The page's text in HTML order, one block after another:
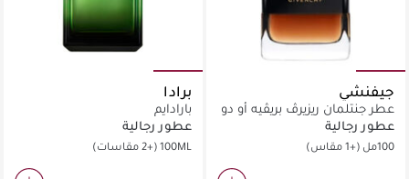
جيفنشي
عطر جنتلمان ريزيرڤ بريڤيه أو دو
برفان
عطور رجالية
100مل (+1 مقاس)
برادا
بارادايم
عطور رجالية
100ML(+2 مقاسات)